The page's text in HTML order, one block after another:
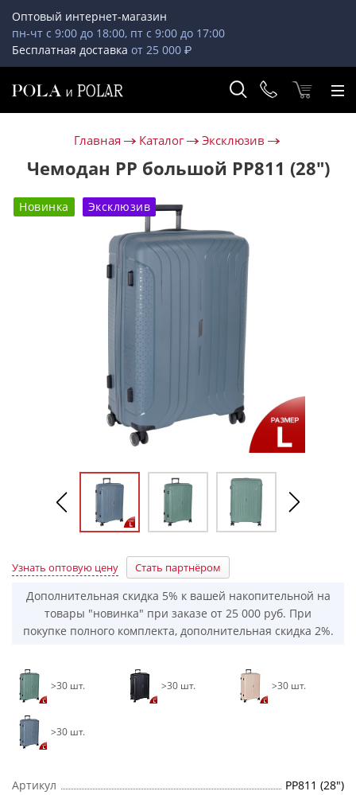
Оптовый интернет-магазин
пн-чт с 9:00 до 18:00, пт с 9:00 до 17:00
Бесплатная доставка от 25 000 ₽
Главная Каталог Эксклюзив
Чемодан PP большой РР811 (28")
Новинка Эксклюзив
Узнать оптовую цену Стать партнёром
Дополнительная скидка 5% к вашей накопительной на
товары "новинка" при заказе от 25 000 руб. При
покупке полного комплекта, дополнительная скидка 2%.
>30 шт. >30 шт. >30 шт.
>30 шт.
Артикул
РР811 (28")